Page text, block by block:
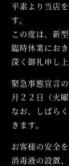
平素より当店
す。
この度は、新
臨時休業にお
深く御礼申し上
緊急事態宣言
月２２日（火
なお、しばら
きます。
お客様の安全
消毒液の設置